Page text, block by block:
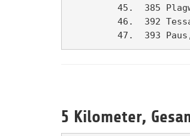
45.  385
46.  392
5 Kilometer,